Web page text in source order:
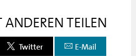
TEILEN
Twitter E-Mail